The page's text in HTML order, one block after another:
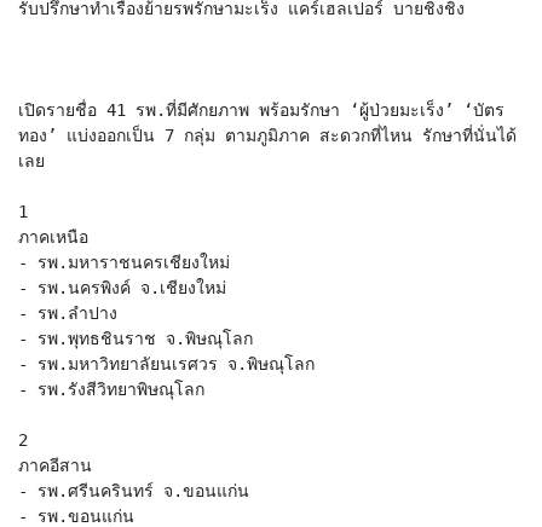
รับปรึกษาทำเรื่องย้ายรพรักษามะเร็ง แคร์เฮลเปอร์ บายชิงชิง
เปิดรายชื่อ 41 รพ.ที่มีศักยภาพ พร้อมรักษา ‘ผู้ป่วยมะเร็ง’ ‘บัตร
ทอง’ แบ่งออกเป็น 7 กลุ่ม ตามภูมิภาค สะดวกที่ไหน รักษาที่นั่นได้
เลย
​1
ภาคเหนือ
- รพ.มหาราชนครเชียงใหม่
- รพ.นครพิงค์ จ.เชียงใหม่
- รพ.ลำปาง
- รพ.พุทธชินราช จ.พิษณุโลก
- รพ.มหาวิทยาลัยนเรศวร จ.พิษณุโลก
- รพ.รังสีวิทยาพิษณุโลก
2​
ภาคอีสาน
- รพ.ศรีนครินทร์ จ.ขอนแก่น
- รพ.ขอนแก่น